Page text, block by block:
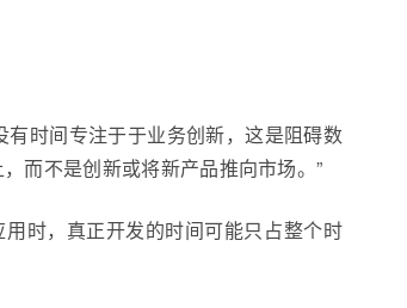
时间专注于于业务创新，这是阻碍数
而不是创新或将新产品推向市场。”
时，真正开发的时间可能只占整个时